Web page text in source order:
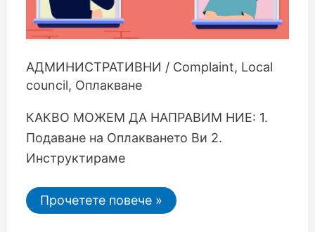
АДМИНИСТРАТИВНИ / Complaint, Local
council, Оплакване
КАКВО МОЖЕМ ДА НАПРАВИМ НИЕ: 1.
Подаване на Оплакването Ви 2.
Инструктираме
Прочетете повече »